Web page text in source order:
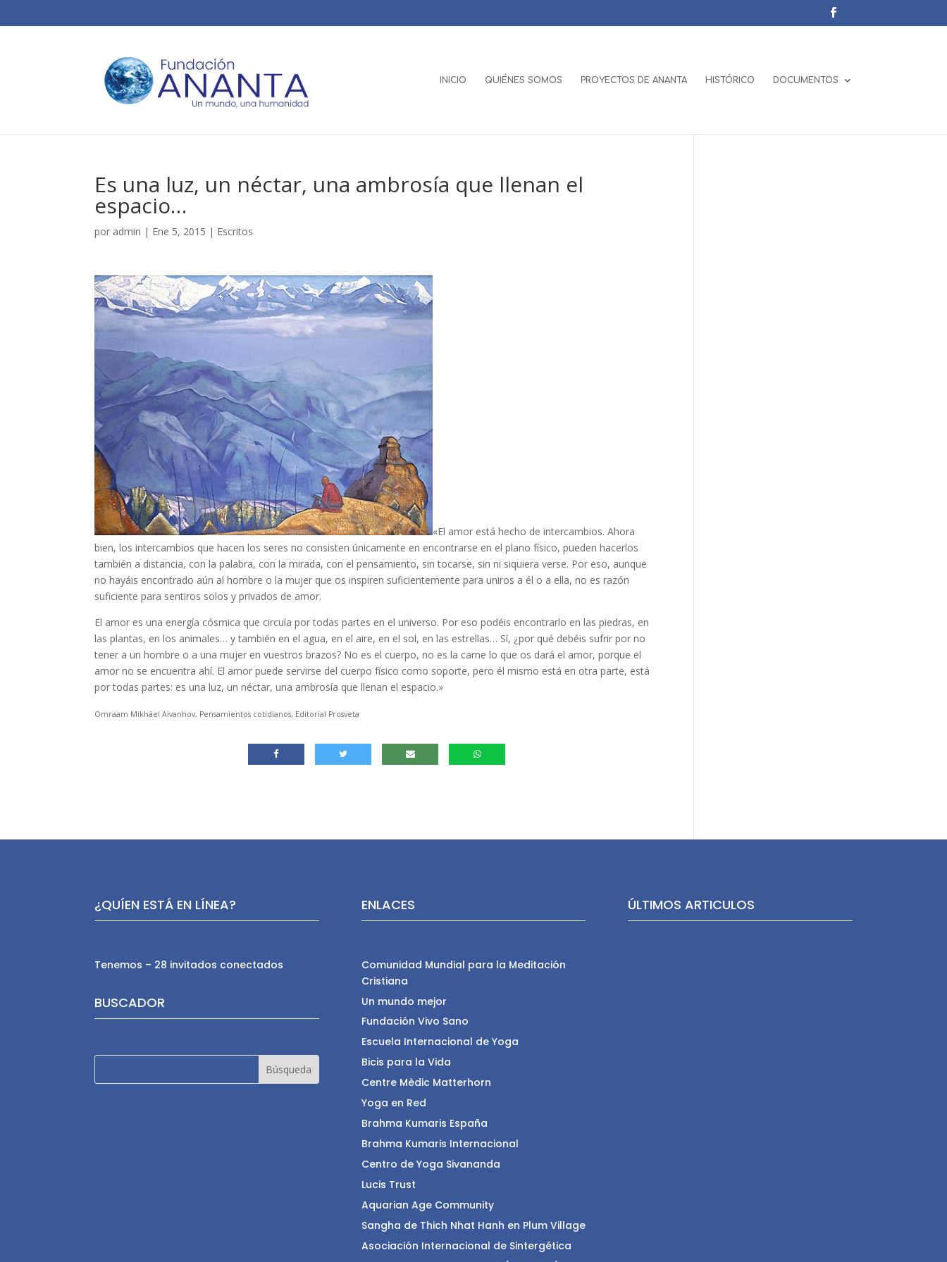
INICIO QUIÉNES SOMOS PROYECTOS DE ANANTA HISTÓRICO DOCUMENTOS
Es una luz, un néctar, una ambrosía que llenan el
espacio…
por admin | Ene 5, 2015 | Escritos
«El amor está hecho de intercambios. Ahora
bien, los intercambios que hacen los seres no consisten únicamente en encontrarse en el plano físico, pueden hacerlos
también a distancia, con la palabra, con la mirada, con el pensamiento, sin tocarse, sin ni siquiera verse. Por eso, aunque
no hayáis encontrado aún al hombre o la mujer que os inspiren suficientemente para uniros a él o a ella, no es razón
suficiente para sentiros solos y privados de amor.
El amor es una energía cósmica que circula por todas partes en el universo. Por eso podéis encontrarlo en las piedras, en
las plantas, en los animales… y también en el agua, en el aire, en el sol, en las estrellas… Sí, ¿por qué debéis sufrir por no
tener a un hombre o a una mujer en vuestros brazos? No es el cuerpo, no es la carne lo que os dará el amor, porque el
amor no se encuentra ahí. El amor puede servirse del cuerpo físico como soporte, pero él mismo está en otra parte, está
por todas partes: es una luz, un néctar, una ambrosía que llenan el espacio.»
Omraam Mikhäel Aïvanhov, Pensamientos cotidianos, Editorial Prosveta
¿QUÍEN ESTÁ EN LÍNEA?
Tenemos – 28 invitados conectados
BUSCADOR
ENLACES
Comunidad Mundial para la Meditación
Cristiana
Un mundo mejor
Fundación Vivo Sano
Escuela Internacional de Yoga
Bicis para la Vida
Centre Mèdic Matterhorn
Yoga en Red
Brahma Kumaris España
Brahma Kumaris Internacional
Centro de Yoga Sivananda
Lucis Trust
Aquarian Age Community
Sangha de Thich Nhat Hanh en Plum Village
Asociación Internacional de Sintergética
ÚLTIMOS ARTICULOS